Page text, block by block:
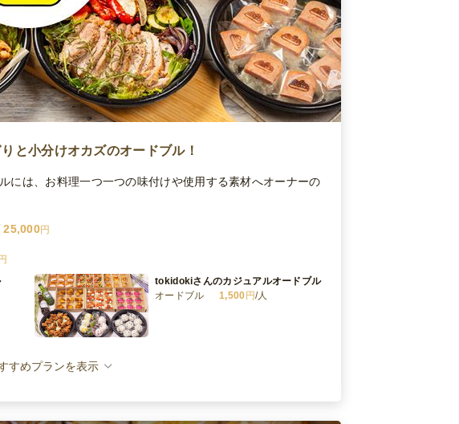
と小分けオカズのオードブル！
には、お料理一つ一つの味付けや使用する素材へオーナーの
25,000円
tokidokiさんのカジュアルオードブル
オードブル
1,500 円/人
すめプランを表示